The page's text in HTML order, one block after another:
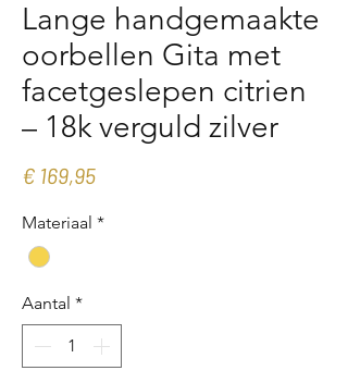
Lange handgemaakte
oorbellen Gita met
facetgeslepen citrien
– 18k verguld zilver
€ 169,95Prijs
Materiaal *
Aantal *